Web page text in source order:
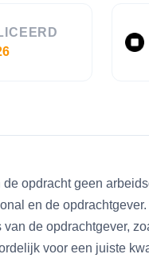
opdracht geen
en de
de opdrachtgever,
voor een juiste